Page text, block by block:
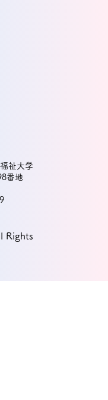
刺激がエピソード
可能性を示唆
祉大学
番地
Rights